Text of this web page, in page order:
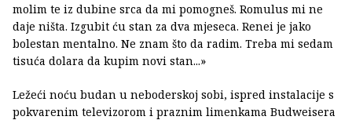
molim te iz dubine srca da mi pomogneš. Romulus mi ne
daje ništa. Izgubit ću stan za dva mjeseca. Renei je jako
bolestan mentalno. Ne znam što da radim. Treba mi sedam
tisuća dolara da kupim novi stan...»
Ležeći noću budan u neboderskoj sobi, ispred instalacije s
pokvarenim televizorom i praznim limenkama Budweisera